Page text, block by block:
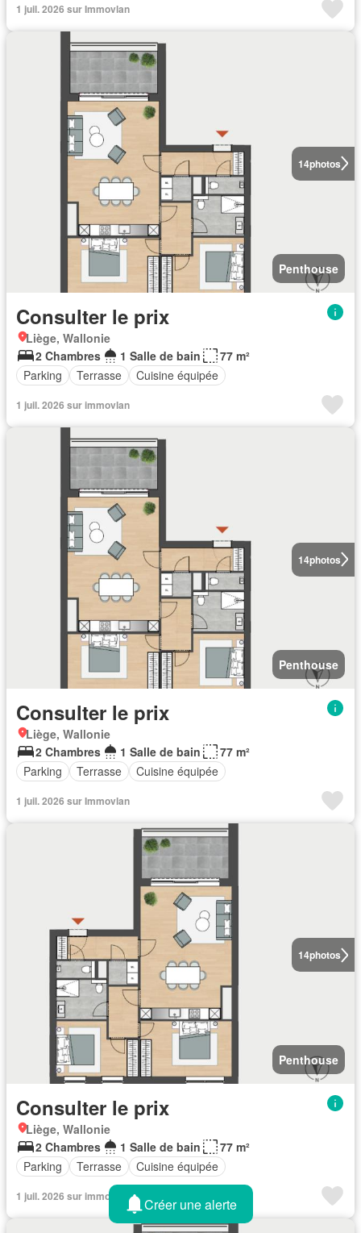
1 juil. 2026 sur Immovlan
14photos
Penthouse
Consulter le prix
Liège, Wallonie
2 Chambres
1 Salle de bain
77 m²
Parking
Terrasse Cuisine équipée
1 juil. 2026 sur immovlan
14photos
Penthouse
Consulter le prix
Liège, Wallonie
2 Chambres
1 Salle de bain
77 m²
Parking
Terrasse Cuisine équipée
1 juil. 2026 sur Immovlan
14photos
Penthouse
Consulter le prix
Liège, Wallonie
2 Chambres
1 Salle de bain
77 m²
Parking
Terrasse Cuisine équipée
1 juil. 2026 sur immovlan Créer une alerte